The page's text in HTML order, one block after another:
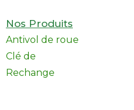
Nos Produits
Antivol de roue
Clé de
Rechange